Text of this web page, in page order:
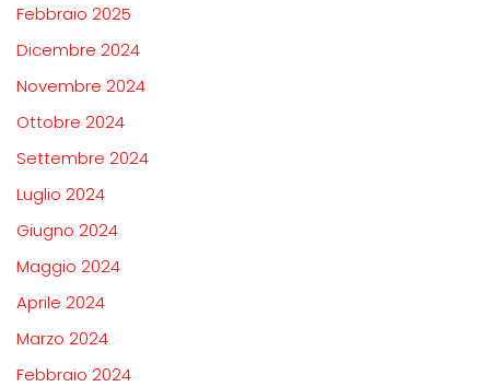
Febbraio 2025
Dicembre 2024
Novembre 2024
Ottobre 2024
Settembre 2024
Luglio 2024
Giugno 2024
Maggio 2024
Aprile 2024
Marzo 2024
Febbraio 2024